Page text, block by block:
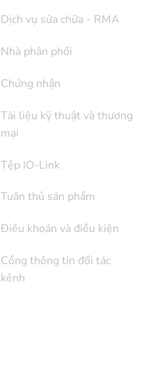
Dịch vụ sửa chữa - RMA
Nhà phân phối
Chứng nhận
Tài liệu kỹ thuật và thương
mại
Tệp IO-Link
Tuân thủ sản phẩm
Điều khoản và điều kiện
Cổng thông tin đối tác
kênh